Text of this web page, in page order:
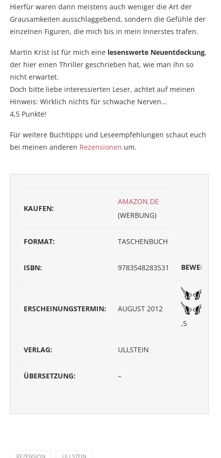
Hierfür waren dann meistens auch weniger die Art der
Grausamkeiten ausschlaggebend, sondern die Gefühle der
einzelnen Figuren, die mich bis in mein Innerstes trafen.
Martin Krist ist für mich eine lesenswerte Neuentdeckung,
der hier einen Thriller geschrieben hat, wie man ihn so
nicht erwartet.
Doch bitte liebe interessierten Leser, achtet auf meinen
Hinweis: Wirklich nichts für schwache Nerven…
4,5 Punkte!
Für weitere Buchtipps und Leseempfehlungen schaut euch
bei meinen anderen Rezensionen um.
KAUFEN:
AMAZON.DE
(WERBUNG)
FORMAT: TASCHENBUCH
ISBN: 9783548283531
ERSCHEINUNGSTERMIN:
AUGUST 2012
,5
VERLAG: ULLSTEIN
ÜBERSETZUNG: –
REZENSION ULLSTEIN